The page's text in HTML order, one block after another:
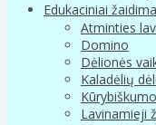
Edukaciniai
Atminties
Domino
Dėlionės
Kaladėlių
Lavinamieji